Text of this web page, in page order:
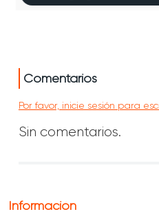
Comentarios
Por favor, inicie sesión para
Sin comentarios.
Información